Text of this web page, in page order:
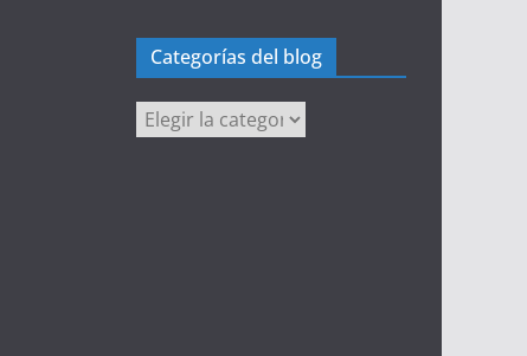
Categorías del blog
Categorías
del